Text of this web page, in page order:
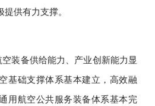
供有力支撑。
装备供给能力、产业创新能力显
基础支撑体系基本建立，高效融
用航空公共服务装备体系基本完